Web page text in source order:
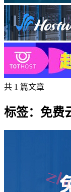
共 1 篇文章
标签：免费